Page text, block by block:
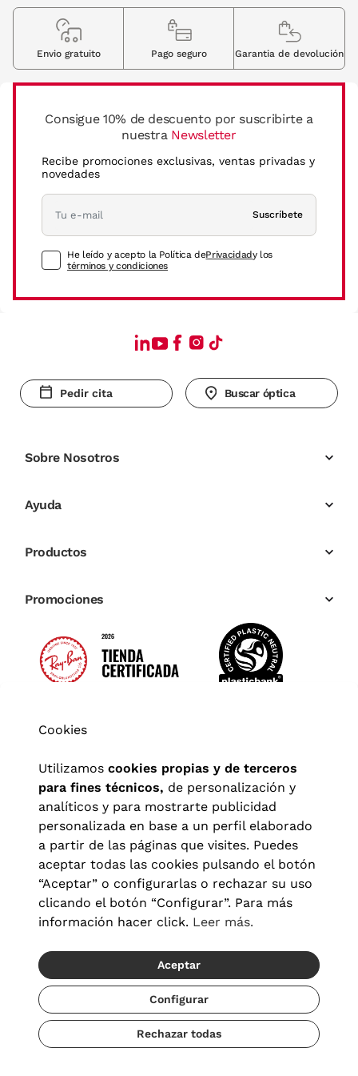
Consigue 10% de descuento por suscribirte a
nuestra Newsletter
Recibe promociones exclusivas, ventas privadas y
novedades
Suscríbete
He leído y acepto la Política dePrivacidady los
términos y condiciones
Envio gratuito Pago seguro Garantia de devolución
Pedir cita Buscar óptica
Sobre Nosotros
Ayuda
Productos
Promociones
Aviso legal| Política de privacidad Términos y condiciones
Política de cookies|Configuración de cookies
© 2026 Visionlab España
Cookies
Utilizamos cookies propias y de terceros
para fines técnicos, de personalización y
analíticos y para mostrarte publicidad
personalizada en base a un perfil elaborado
a partir de las páginas que visites. Puedes
aceptar todas las cookies pulsando el botón
“Aceptar” o configurarlas o rechazar su uso
clicando el botón “Configurar”. Para más
información hacer click. Leer más.
Aceptar
Configurar
Rechazar todas